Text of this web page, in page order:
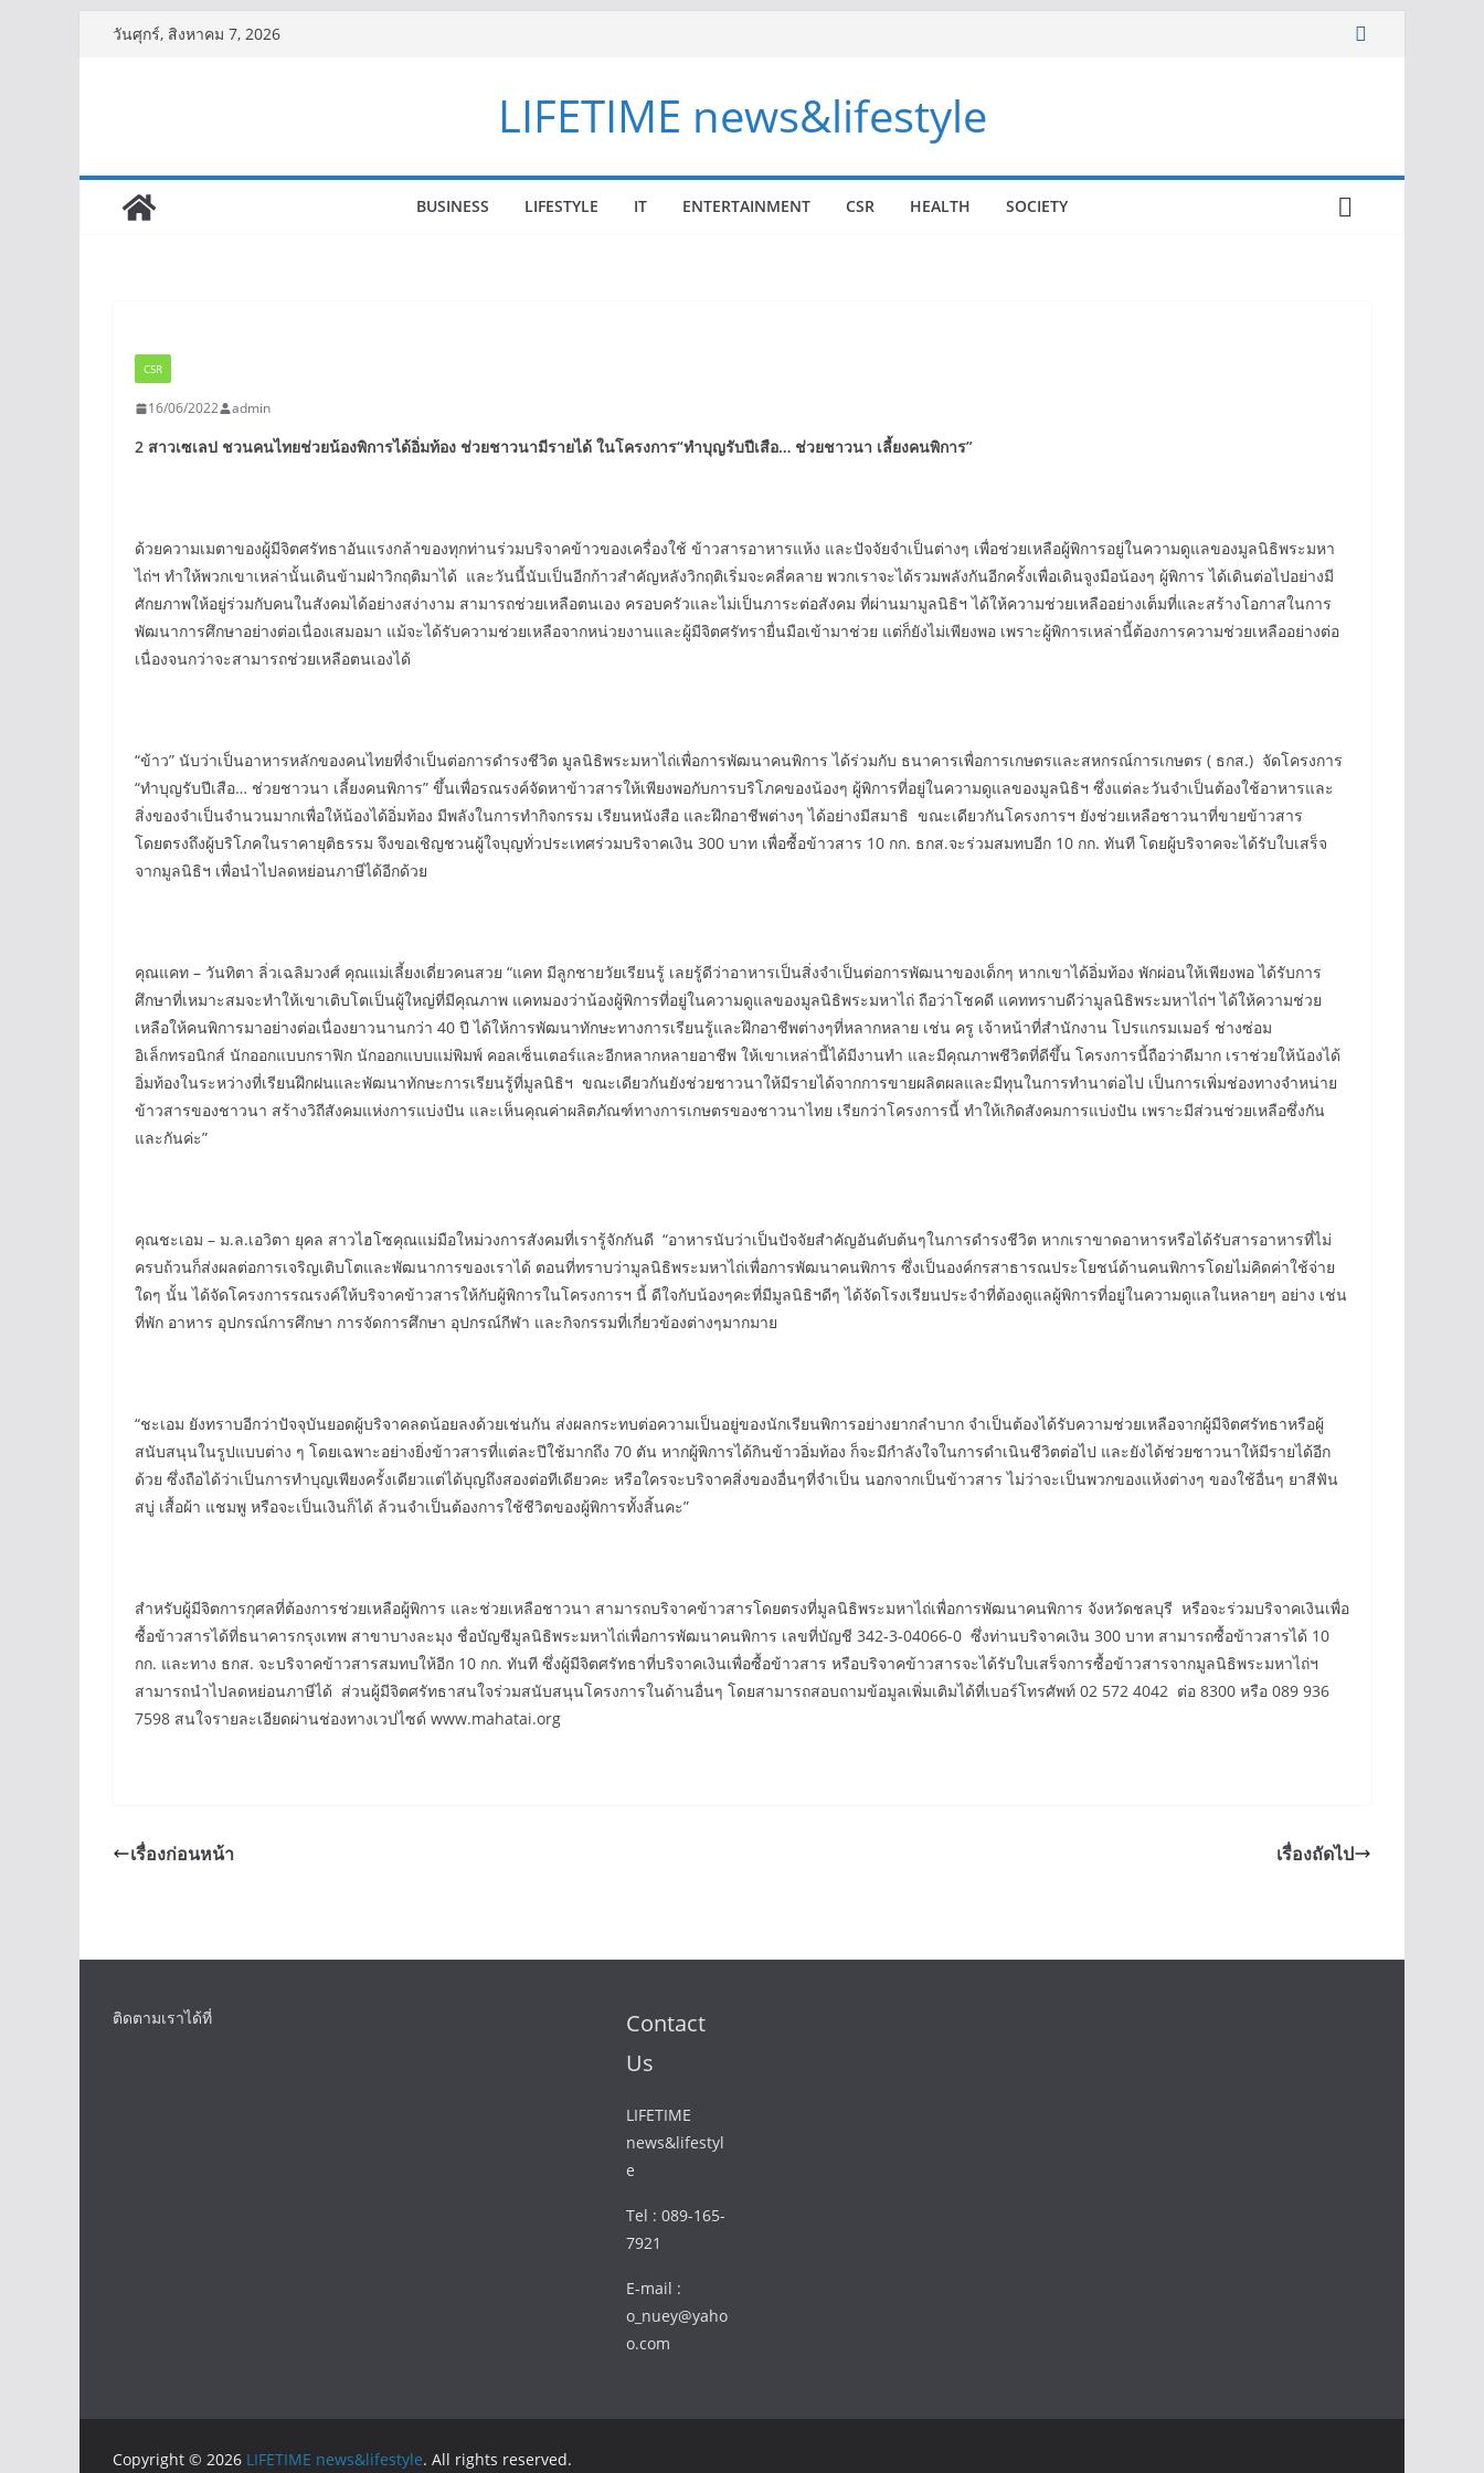
วันศุกร์, สิงหาคม 7, 2026
LIFETIME news&lifestyle
BUSINESS LIFESTYLE IT ENTERTAINMENT CSR HEALTH SOCIETY
CSR
16/06/2022 admin
2 สาวเซเลป ชวนคนไทยช่วยน้องพิการได้อิ่มท้อง ช่วยชาวนามีรายได้ ในโครงการ“ทำบุญรับปีเสือ… ช่วยชาวนา เลี้ยงคนพิการ”
ด้วยความเมตาของผู้มีจิตศรัทธาอันแรงกล้าของทุกท่านร่วมบริจาคข้าวของเครื่องใช้ ข้าวสารอาหารแห้ง และปัจจัยจำเป็นต่างๆ เพื่อช่วยเหลือผู้พิการอยู่ในความดูแลของมูลนิธิพระมหา
ไถ่ฯ ทำให้พวกเขาเหล่านั้นเดินข้ามฝ่าวิกฤติมาได้ และวันนี้นับเป็นอีกก้าวสำคัญหลังวิกฤติเริ่มจะคลี่คลาย พวกเราจะได้รวมพลังกันอีกครั้งเพื่อเดินจูงมือน้องๆ ผู้พิการ ได้เดินต่อไปอย่างมี
ศักยภาพให้อยู่ร่วมกับคนในสังคมได้อย่างสง่างาม สามารถช่วยเหลือตนเอง ครอบครัวและไม่เป็นภาระต่อสังคม ที่ผ่านมามูลนิธิฯ ได้ให้ความช่วยเหลืออย่างเต็มที่และสร้างโอกาสในการ
พัฒนาการศึกษาอย่างต่อเนื่องเสมอมา แม้จะได้รับความช่วยเหลือจากหน่วยงานและผู้มีจิตศรัทรายื่นมือเข้ามาช่วย แต่ก็ยังไม่เพียงพอ เพราะผู้พิการเหล่านี้ต้องการความช่วยเหลืออย่างต่อ
เนื่องจนกว่าจะสามารถช่วยเหลือตนเองได้
“ข้าว” นับว่าเป็นอาหารหลักของคนไทยที่จำเป็นต่อการดำรงชีวิต มูลนิธิพระมหาไถ่เพื่อการพัฒนาคนพิการ ได้ร่วมกับ ธนาคารเพื่อการเกษตรและสหกรณ์การเกษตร ( ธกส.) จัดโครงการ
“ทำบุญรับปีเสือ… ช่วยชาวนา เลี้ยงคนพิการ” ขึ้นเพื่อรณรงค์จัดหาข้าวสารให้เพียงพอกับการบริโภคของน้องๆ ผู้พิการที่อยู่ในความดูแลของมูลนิธิฯ ซึ่งแต่ละวันจำเป็นต้องใช้อาหารและ
สิ่งของจำเป็นจำนวนมากเพื่อให้น้องได้อิ่มท้อง มีพลังในการทำกิจกรรม เรียนหนังสือ และฝึกอาชีพต่างๆ ได้อย่างมีสมาธิ ขณะเดียวกันโครงการฯ ยังช่วยเหลือชาวนาที่ขายข้าวสาร
โดยตรงถึงผู้บริโภคในราคายุติธรรม จึงขอเชิญชวนผู้ใจบุญทั่วประเทศร่วมบริจาคเงิน 300 บาท เพื่อซื้อข้าวสาร 10 กก. ธกส.จะร่วมสมทบอีก 10 กก. ทันที โดยผู้บริจาคจะได้รับใบเสร็จ
จากมูลนิธิฯ เพื่อนำไปลดหย่อนภาษีได้อีกด้วย
คุณแคท – วันทิตา ลิ่วเฉลิมวงศ์ คุณแม่เลี้ยงเดี่ยวคนสวย “แคท มีลูกชายวัยเรียนรู้ เลยรู้ดีว่าอาหารเป็นสิ่งจำเป็นต่อการพัฒนาของเด็กๆ หากเขาได้อิ่มท้อง พักผ่อนให้เพียงพอ ได้รับการ
ศึกษาที่เหมาะสมจะทำให้เขาเติบโตเป็นผู้ใหญ่ที่มีคุณภาพ แคทมองว่าน้องผู้พิการที่อยู่ในความดูแลของมูลนิธิพระมหาไถ่ ถือว่าโชคดี แคททราบดีว่ามูลนิธิพระมหาไถ่ฯ ได้ให้ความช่วย
เหลือให้คนพิการมาอย่างต่อเนื่องยาวนานกว่า 40 ปี ได้ให้การพัฒนาทักษะทางการเรียนรู้และฝึกอาชีพต่างๆที่หลากหลาย เช่น ครู เจ้าหน้าที่สำนักงาน โปรแกรมเมอร์ ช่างซ่อม
อิเล็กทรอนิกส์ นักออกแบบกราฟิก นักออกแบบแม่พิมพ์ คอลเซ็นเตอร์และอีกหลากหลายอาชีพ ให้เขาเหล่านี้ได้มีงานทำ และมีคุณภาพชีวิตที่ดีขึ้น โครงการนี้ถือว่าดีมาก เราช่วยให้น้องได้
อิ่มท้องในระหว่างที่เรียนฝึกฝนและพัฒนาทักษะการเรียนรู้ที่มูลนิธิฯ ขณะเดียวกันยังช่วยชาวนาให้มีรายได้จากการขายผลิตผลและมีทุนในการทำนาต่อไป เป็นการเพิ่มช่องทางจำหน่าย
ข้าวสารของชาวนา สร้างวิถีสังคมแห่งการแบ่งปัน และเห็นคุณค่าผลิตภัณฑ์ทางการเกษตรของชาวนาไทย เรียกว่าโครงการนี้ ทำให้เกิดสังคมการแบ่งปัน เพราะมีส่วนช่วยเหลือซึ่งกัน
และกันค่ะ”
คุณชะเอม – ม.ล.เอวิตา ยุคล สาวไฮโซคุณแม่มือใหม่วงการสังคมที่เรารู้จักกันดี “อาหารนับว่าเป็นปัจจัยสำคัญอันดับต้นๆในการดำรงชีวิต หากเราขาดอาหารหรือได้รับสารอาหารที่ไม่
ครบถ้วนก็ส่งผลต่อการเจริญเติบโตและพัฒนาการของเราได้ ตอนที่ทราบว่ามูลนิธิพระมหาไถ่เพื่อการพัฒนาคนพิการ ซึ่งเป็นองค์กรสาธารณประโยชน์ด้านคนพิการโดยไม่คิดค่าใช้จ่าย
ใดๆ นั้น ได้จัดโครงการรณรงค์ให้บริจาคข้าวสารให้กับผู้พิการในโครงการฯ นี้ ดีใจกับน้องๆคะที่มีมูลนิธิฯดีๆ ได้จัดโรงเรียนประจำที่ต้องดูแลผู้พิการที่อยู่ในความดูแลในหลายๆ อย่าง เช่น
ที่พัก อาหาร อุปกรณ์การศึกษา การจัดการศึกษา อุปกรณ์กีฬา และกิจกรรมที่เกี่ยวข้องต่างๆมากมาย
“ชะเอม ยังทราบอีกว่าปัจจุบันยอดผู้บริจาคลดน้อยลงด้วยเช่นกัน ส่งผลกระทบต่อความเป็นอยู่ของนักเรียนพิการอย่างยากลำบาก จำเป็นต้องได้รับความช่วยเหลือจากผู้มีจิตศรัทธาหรือผู้
สนับสนุนในรูปแบบต่าง ๆ โดยเฉพาะอย่างยิ่งข้าวสารที่แต่ละปีใช้มากถึง 70 ตัน หากผู้พิการได้กินข้าวอิ่มท้อง ก็จะมีกำลังใจในการดำเนินชีวิตต่อไป และยังได้ช่วยชาวนาให้มีรายได้อีก
ด้วย ซึ่งถือได้ว่าเป็นการทำบุญเพียงครั้งเดียวแต่ได้บุญถึงสองต่อทีเดียวคะ หรือใครจะบริจาคสิ่งของอื่นๆที่จำเป็น นอกจากเป็นข้าวสาร ไม่ว่าจะเป็นพวกของแห้งต่างๆ ของใช้อื่นๆ ยาสีฟัน
สบู่ เสื้อผ้า แชมพู หรือจะเป็นเงินก็ได้ ล้วนจำเป็นต้องการใช้ชีวิตของผู้พิการทั้งสิ้นคะ”
สำหรับผู้มีจิตการกุศลที่ต้องการช่วยเหลือผู้พิการ และช่วยเหลือชาวนา สามารถบริจาคข้าวสารโดยตรงที่มูลนิธิพระมหาไถ่เพื่อการพัฒนาคนพิการ จังหวัดชลบุรี หรือจะร่วมบริจาคเงินเพื่อ
ซื้อข้าวสารได้ที่ธนาคารกรุงเทพ สาขาบางละมุง ชื่อบัญชีมูลนิธิพระมหาไถ่เพื่อการพัฒนาคนพิการ เลขที่บัญชี 342-3-04066-0 ซึ่งท่านบริจาคเงิน 300 บาท สามารถซื้อข้าวสารได้ 10
กก. และทาง ธกส. จะบริจาคข้าวสารสมทบให้อีก 10 กก. ทันที ซึ่งผู้มีจิตศรัทธาที่บริจาคเงินเพื่อซื้อข้าวสาร หรือบริจาคข้าวสารจะได้รับใบเสร็จการซื้อข้าวสารจากมูลนิธิพระมหาไถ่ฯ
สามารถนำไปลดหย่อนภาษีได้ ส่วนผู้มีจิตศรัทธาสนใจร่วมสนับสนุนโครงการในด้านอื่นๆ โดยสามารถสอบถามข้อมูลเพิ่มเติมได้ที่เบอร์โทรศัพท์ 02 572 4042 ต่อ 8300 หรือ 089 936
7598 สนใจรายละเอียดผ่านช่องทางเวปไซด์ www.mahatai.org
เรื่องก่อนหน้า เรื่องถัดไป
ติดตามเราได้ที่
Contact
Us
LIFETIME
news&lifestyl
e
Tel : 089-165-
7921
E-mail :
o_nuey@yaho
o.com
Copyright © 2026 LIFETIME news&lifestyle. All rights reserved.